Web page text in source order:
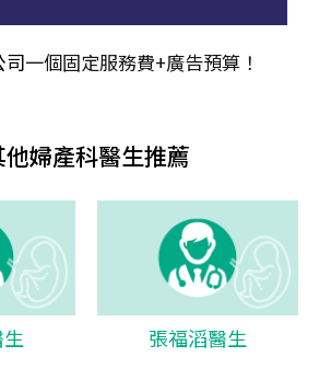
司一個固定服務費+廣告預算！
他婦產科醫生推薦
張福滔醫生